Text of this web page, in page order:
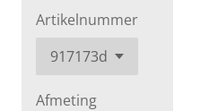
Artikelnummer
Afmeting